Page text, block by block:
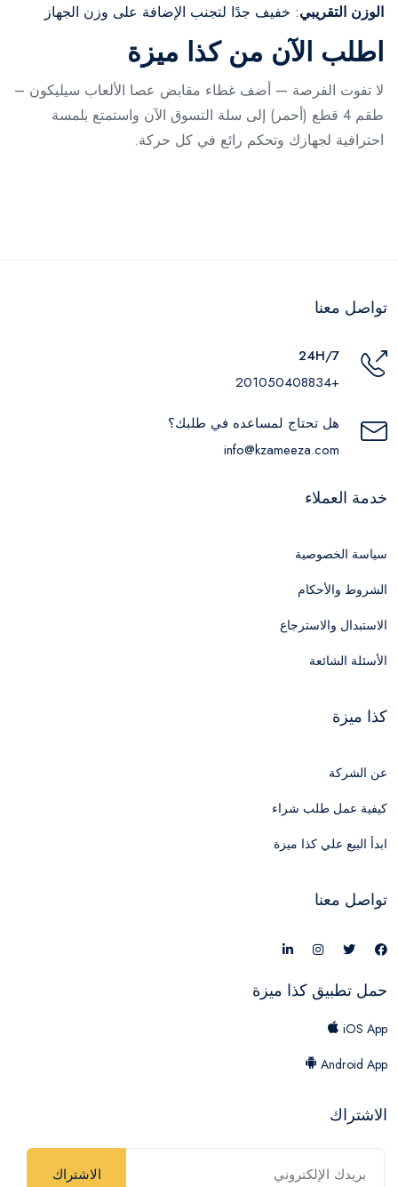
الوزن التقريبي: خفيف جدًا لتجنب الإضافة على وزن الجهاز
اطلب الآن من كذا ميزة
لا تفوت الفرصة — أضف غطاء مقابض عصا الألعاب سيليكون –
طقم 4 قطع (أحمر) إلى سلة التسوق الآن واستمتع بلمسة
احترافية لجهازك وتحكم رائع في كل حركة.
تواصل معنا
24H/7
+201050408834
هل تحتاج لمساعده في طلبك؟
info@kzameeza.com
خدمة العملاء
سياسة الخصوصية
الشروط والأحكام
الاستبدال والاسترجاع
الأسئلة الشائعة
كذا ميزة
عن الشركة
كيفية عمل طلب شراء
ابدأ البيع علي كذا ميزة
تواصل معنا
حمل تطبيق كذا ميزة
iOS App
Android App
الاشتراك
الاشتراك